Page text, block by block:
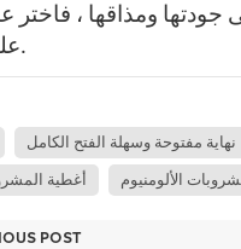
ومذاقها ، فاختر
على الزجاجات.
نهاية مفتوحة وسهلة الفتح الكامل
أغطية الألومنيوم
POST